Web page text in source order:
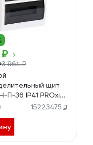
3 964 ₽
щит
П-36 IP41 PROxima
15223475